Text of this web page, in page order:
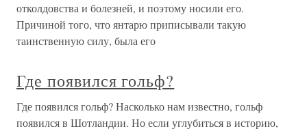
отколдовства и болезней, и поэтому носили его.
Причиной того, что янтарю приписывали такую
таинственную силу, была его
Где появился гольф?
Где появился гольф? Насколько нам известно, гольф
появился в Шотландии. Но если углубиться в историю,